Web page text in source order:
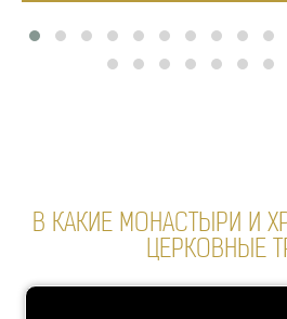
В КАКИЕ МОНАСТЫРИ И
ЦЕРКОВНЫЕ